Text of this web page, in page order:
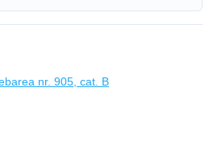
nr. 905, cat. B